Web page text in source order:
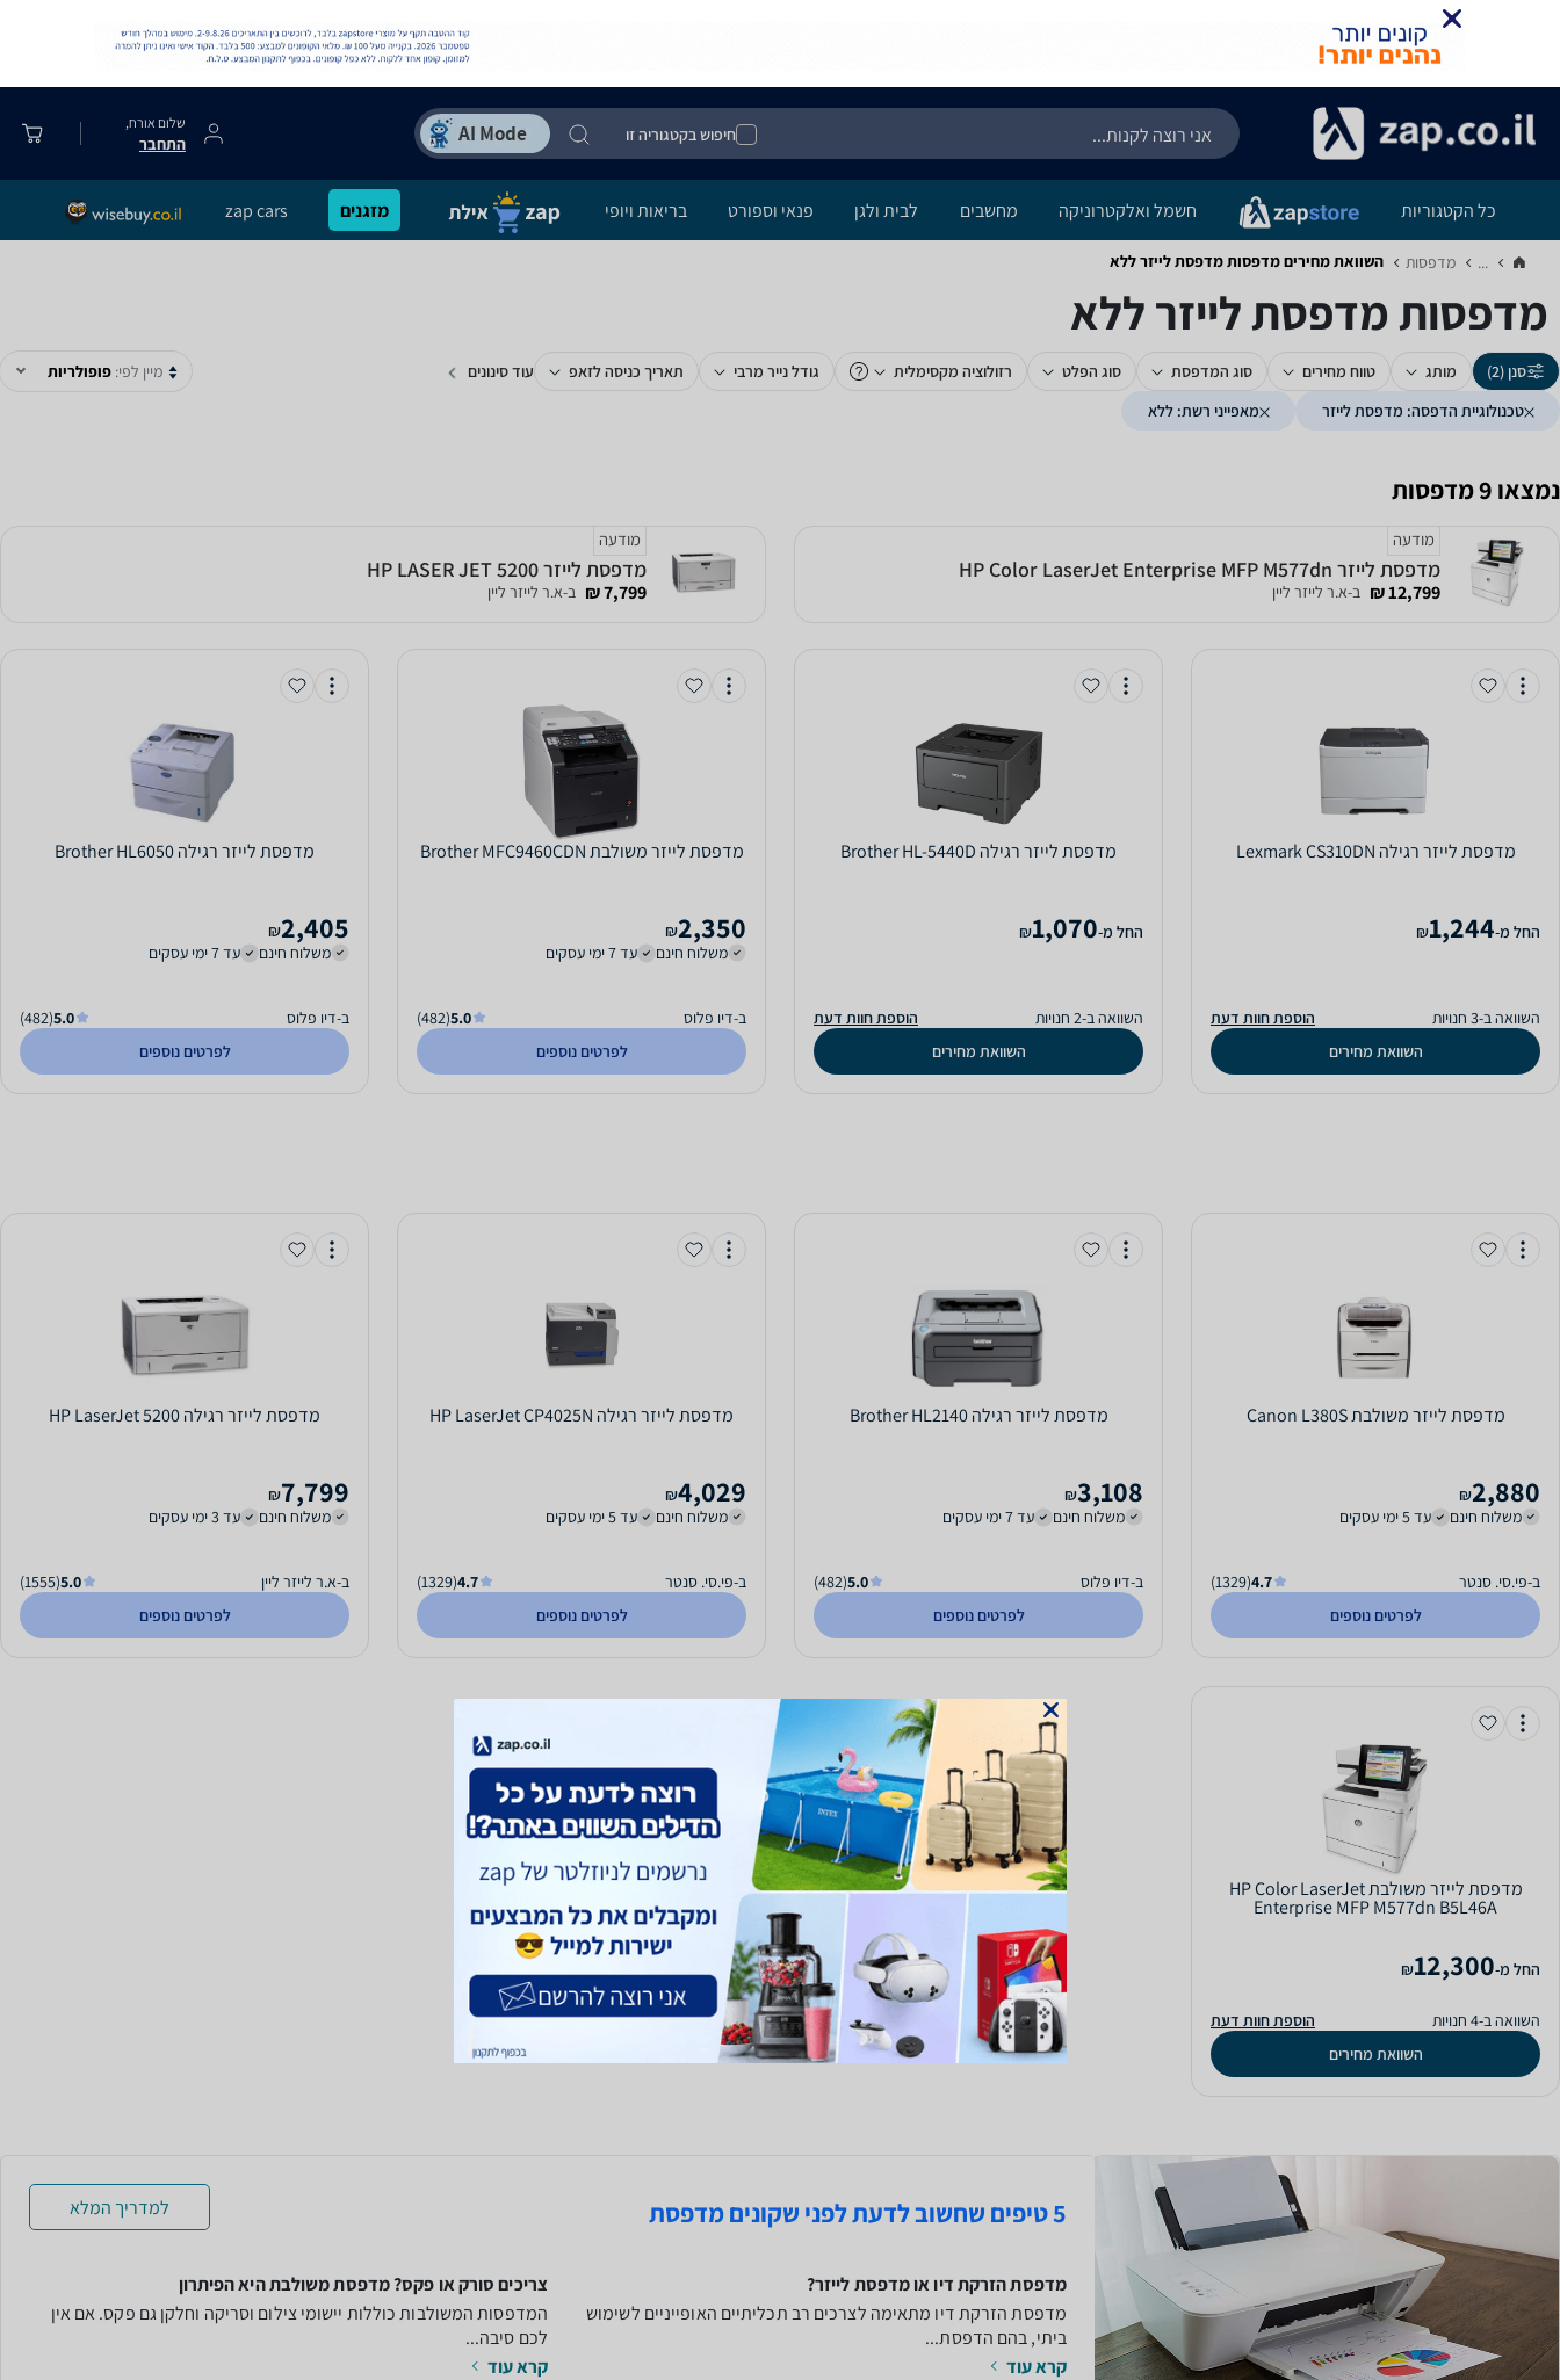
חיפוש בקטגוריה זו
שלום אורח,
התחבר
כל הקטגוריות חשמל ואלקטרוניקה מחשבים לבית ולגן פנאי וספורט בריאות ויופי מזגנים zap cars
... מדפסות‏ השוואת מחירים מדפסות ‏מדפסת לייזר ‏ללא
מדפסות ‏מדפסת לייזר ‏ללא
סנן (2) מותג טווח מחירים סוג המדפסת סוג הפלט רזולוציה מקסימלית גודל נייר מרבי תאריך כניסה לזאפ
עוד סינונים
טכנולוגיית הדפסה: מדפסת לייזר
מאפייני רשת: ללא
מיין לפי: פופולריות
נמצאו 9 מדפסות
מודעה
מדפסת לייזר HP Color LaserJet Enterprise MFP M577dn
12,799 ₪ ב-א.ר לייזר ליין
מודעה
מדפסת לייזר HP LASER JET 5200
7,799 ₪ ב-א.ר לייזר ליין
‏מדפסת לייזר ‏רגילה Lexmark CS310DN
‫החל מ-1,244
₪
השוואה ב-3 חנויות
הוספת חוות דעת
השוואת מחירים
‏מדפסת לייזר ‏רגילה Brother HL-5440D
‫החל מ-1,070
₪
השוואה ב-2 חנויות
הוספת חוות דעת
השוואת מחירים
‏מדפסת לייזר ‏משולבת Brother MFC9460CDN
2,350
₪
משלוח חינם
עד 7 ימי עסקים
ב-דיו פלוס 5.0
(482)
לפרטים נוספים
‏מדפסת לייזר ‏רגילה Brother HL6050
2,405
₪
משלוח חינם
עד 7 ימי עסקים
ב-דיו פלוס 5.0
(482)
לפרטים נוספים
‏מדפסת לייזר ‏משולבת Canon L380S
2,880
₪
משלוח חינם
עד 5 ימי עסקים
ב-פי.סי. סנטר 4.7
(1329)
לפרטים נוספים
‏מדפסת לייזר ‏רגילה Brother HL2140
3,108
₪
משלוח חינם
עד 7 ימי עסקים
ב-דיו פלוס 5.0
(482)
לפרטים נוספים
‏מדפסת לייזר ‏רגילה HP LaserJet CP4025N
4,029
₪
משלוח חינם
עד 5 ימי עסקים
ב-פי.סי. סנטר 4.7
(1329)
לפרטים נוספים
‏מדפסת לייזר ‏רגילה HP LaserJet 5200
7,799
₪
משלוח חינם
עד 3 ימי עסקים
ב-א.ר לייזר ליין 5.0
(1555)
לפרטים נוספים
‏מדפסת לייזר ‏משולבת HP Color LaserJet
Enterprise MFP M577dn B5L46A
‫החל מ-12,300
₪
השוואה ב-4 חנויות
הוספת חוות דעת
השוואת מחירים
5 טיפים שחשוב לדעת לפני שקונים מדפסת למדריך המלא
מדפסת הזרקת דיו או מדפסת לייזר?
מדפסת הזרקת דיו מתאימה לצרכים רב תכליתיים האופייניים לשימוש
ביתי, בהם הדפסת...
קרא עוד
צריכים סורק או פקס? מדפסת משולבת היא הפיתרון
המדפסות המשולבות כוללות יישומי צילום וסריקה וחלקן גם פקס. אם אין
לכם סיבה...
קרא עוד